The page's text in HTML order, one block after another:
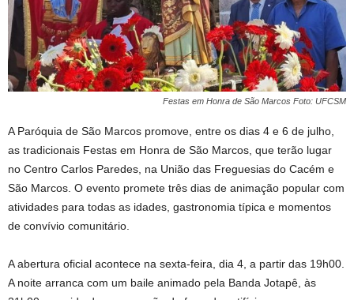
Festas em Honra de São Marcos Foto: UFCSM
A Paróquia de São Marcos promove, entre os dias 4 e 6 de julho,
as tradicionais Festas em Honra de São Marcos, que terão lugar
no Centro Carlos Paredes, na União das Freguesias do Cacém e
São Marcos. O evento promete três dias de animação popular com
atividades para todas as idades, gastronomia típica e momentos
de convívio comunitário.
A abertura oficial acontece na sexta-feira, dia 4, a partir das 19h00.
A noite arranca com um baile animado pela Banda Jotapê, às